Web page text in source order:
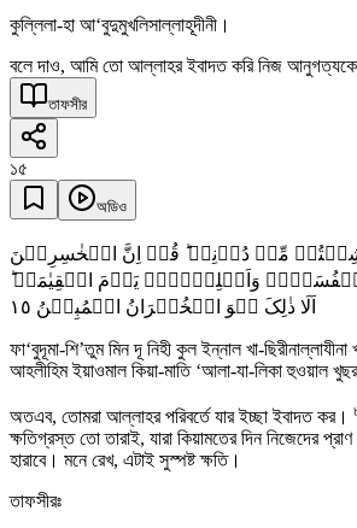
কুল্লিলা-হা আ‘বুদুমুখলিসাল্লাহূদীনী।
বলে দাও, আমি তো আল্লাহর ইবাদত করি নিজ
তাফসীর
১৫
অডিও
شِئۡتُمۡ مِّنۡ دُوۡنِہٖ ؕ قُلۡ اِنَّ الۡخٰسِرِیۡنَ
وَاَہۡلِیۡہِمۡ یَوۡمَ الۡقِیٰمَۃِ
اَلَا ذٰلِکَ ہُوَ الۡخُسۡرَانُ الۡمُبِیۡنُ ١٥
ফা‘বুদূমা-শি’তুম মিন দূ নিহী কুল ইন্নাল খা-
আহলীহিম ইয়াওমাল কিয়া-মাতি ‘আলা-যা-লিকা হুওয়াল
অতএব, তোমরা আল্লাহর পরিবর্তে যার ইচ্ছা ইবাদত কর।
ক্ষতিগ্রস্ত তো তারাই, যারা কিয়ামতের দিন নিজেদের প্রাণ
হারাবে। মনে রেখ, এটাই সুস্পষ্ট ক্ষতি।
তাফসীরঃ